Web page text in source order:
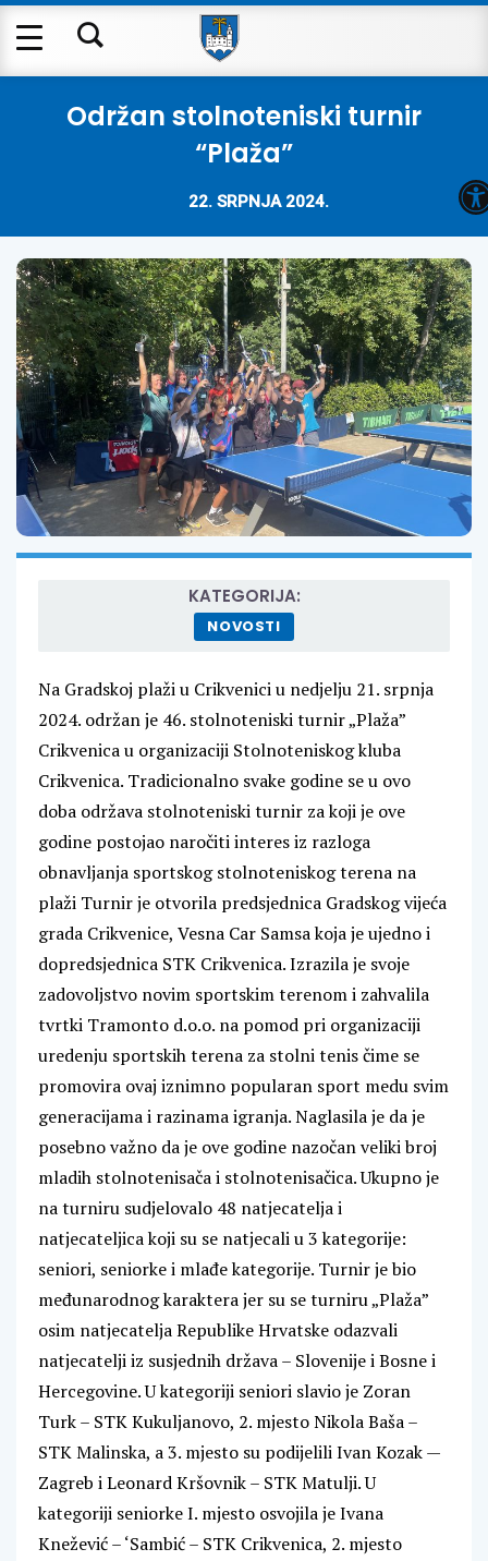
Održan stolnoteniski turnir
“Plaža”
22. SRPNJA 2024.
KATEGORIJA:
NOVOSTI
Na Gradskoj plaži u Crikvenici u nedjelju 21. srpnja
2024. održan je 46. stolnoteniski turnir „Plaža”
Crikvenica u organizaciji Stolnoteniskog kluba
Crikvenica. Tradicionalno svake godine se u ovo
doba održava stolnoteniski turnir za koji je ove
godine postojao naročiti interes iz razloga
obnavljanja sportskog stolnoteniskog terena na
plaži Turnir je otvorila predsjednica Gradskog vijeća
grada Crikvenice, Vesna Car Samsa koja je ujedno i
dopredsjednica STK Crikvenica. Izrazila je svoje
zadovoljstvo novim sportskim terenom i zahvalila
tvrtki Tramonto d.o.o. na pomod pri organizaciji
uredenju sportskih terena za stolni tenis čime se
promovira ovaj iznimno popularan sport medu svim
generacijama i razinama igranja. Naglasila je da je
posebno važno da je ove godine nazočan veliki broj
mladih stolnotenisača i stolnotenisačica. Ukupno je
na turniru sudjelovalo 48 natjecatelja i
natjecateljica koji su se natjecali u 3 kategorije:
seniori, seniorke i mlađe kategorije. Turnir je bio
međunarodnog karaktera jer su se turniru „Plaža”
osim natjecatelja Republike Hrvatske odazvali
natjecatelji iz susjednih država – Slovenije i Bosne i
Hercegovine. U kategoriji seniori slavio je Zoran
Turk – STK Kukuljanovo, 2. mjesto Nikola Baša –
STK Malinska, a 3. mjesto su podijelili Ivan Kozak —
Zagreb i Leonard Kršovnik – STK Matulji. U
kategoriji seniorke I. mjesto osvojila je Ivana
Knežević – ‘Sambić – STK Crikvenica, 2. mjesto